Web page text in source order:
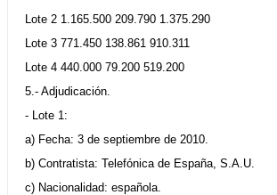
Lote 2 1.165.500 209.790 1.375.290
Lote 3 771.450 138.861 910.311
Lote 4 440.000 79.200 519.200
5.- Adjudicación.
- Lote 1:
a) Fecha: 3 de septiembre de 2010.
b) Contratista: Telefónica de España, S.A.U.
c) Nacionalidad: española.